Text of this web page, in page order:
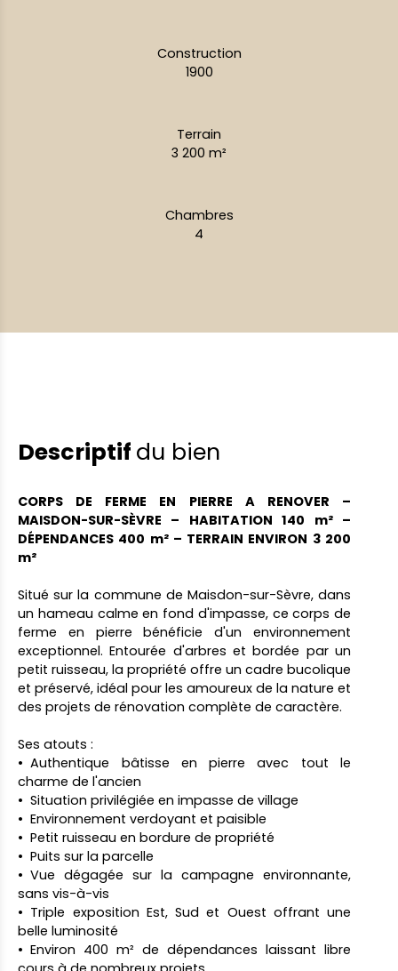
Construction
1900
Terrain
3 200 m²
Chambres
4
Descriptif du bien
CORPS DE FERME EN PIERRE A RENOVER –
MAISDON-SUR-SÈVRE – HABITATION 140 m² –
DÉPENDANCES 400 m² – TERRAIN ENVIRON 3 200
m²
Situé sur la commune de Maisdon-sur-Sèvre, dans
un hameau calme en fond d'impasse, ce corps de
ferme en pierre bénéficie d'un environnement
exceptionnel. Entourée d'arbres et bordée par un
petit ruisseau, la propriété offre un cadre bucolique
et préservé, idéal pour les amoureux de la nature et
des projets de rénovation complète de caractère.
Ses atouts :
Authentique bâtisse en pierre avec tout le
charme de l'ancien
Situation privilégiée en impasse de village
Environnement verdoyant et paisible
Petit ruisseau en bordure de propriété
Puits sur la parcelle
Vue dégagée sur la campagne environnante,
sans vis-à-vis
Triple exposition Est, Sud et Ouest offrant une
belle luminosité
Environ 400 m² de dépendances laissant libre